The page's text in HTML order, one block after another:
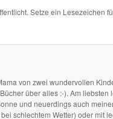
Setze ein Lesezeichen
von zwei wundervollen
über alles :-). Am liebsten
und neuerdings auch
schlechtem Wetter) oder mit